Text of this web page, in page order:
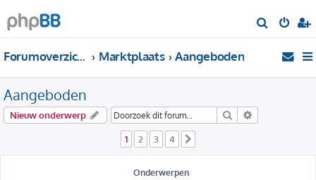
o
Forumoverzicht Marktplaats Aangeboden
Aangeboden
Nieuw onderwerp Zoek
1 2 3 4
Onderwerpen